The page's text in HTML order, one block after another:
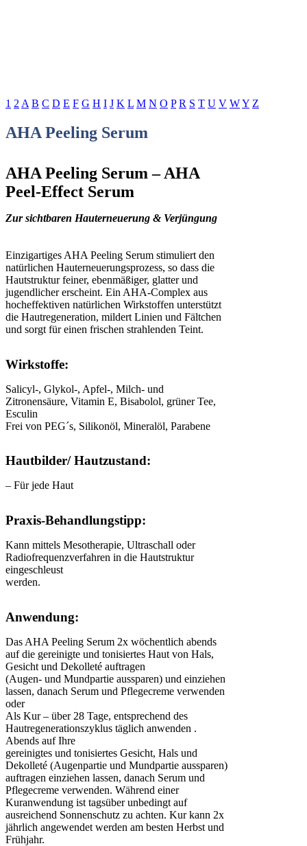
1 2 A B C D E F G H I J K L M N O P R S T U V WY Z
AHA Peeling Serum
AHA Peeling Serum – AHA
Peel-Effect Serum
Zur sichtbaren Hauterneuerung & Verjüngung
Einzigartiges AHA Peeling Serum stimuliert den
natürlichen Hauterneuerungsprozess, so dass die
Hautstruktur feiner, ebenmäßiger, glatter und
jugendlicher erscheint. Ein AHA-Complex aus
hocheffektiven natürlichen Wirkstoffen unterstützt
die Hautregeneration, mildert Linien und Fältchen
und sorgt für einen frischen strahlenden Teint.
Wirkstoffe:
Salicyl-, Glykol-, Apfel-, Milch- und
Zitronensäure, Vitamin E, Bisabolol, grüner Tee,
Esculin
Frei von PEG´s, Silikonöl, Mineralöl, Parabene
Hautbilder/ Hautzustand:
– Für jede Haut
Praxis-Behandlungstipp:
Kann mittels Mesotherapie, Ultraschall oder
Radiofrequenzverfahren in die Hautstruktur
eingeschleust
werden.
Anwendung:
Das AHA Peeling Serum 2x wöchentlich abends
auf die gereinigte und tonisiertes Haut von Hals,
Gesicht und Dekolleté auftragen
(Augen- und Mundpartie aussparen) und einziehen
lassen, danach Serum und Pflegecreme verwenden
oder
Als Kur – über 28 Tage, entsprechend des
Hautregenerationszyklus täglich anwenden .
Abends auf Ihre
gereinigtes und tonisiertes Gesicht, Hals und
Dekolleté (Augenpartie und Mundpartie aussparen)
auftragen einziehen lassen, danach Serum und
Pflegecreme verwenden. Während einer
Kuranwendung ist tagsüber unbedingt auf
ausreichend Sonnenschutz zu achten. Kur kann 2x
jährlich angewendet werden am besten Herbst und
Frühjahr.